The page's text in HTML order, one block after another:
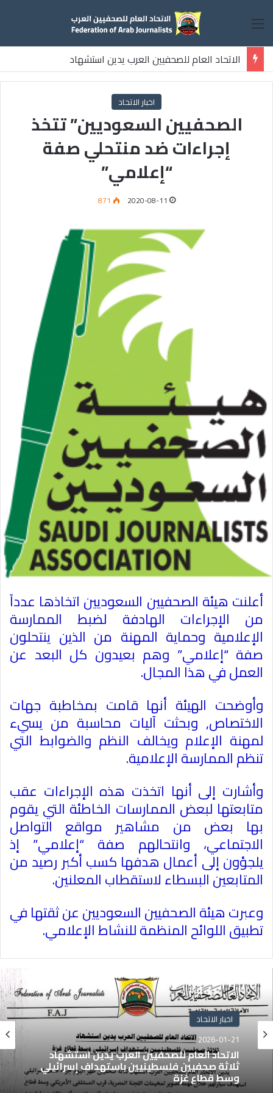
القائمة
الاتحاد العام للصحفيين العرب يدين استشهاد
ثلاثة صحفيين فلسطينيين باستهداف إسرائيلي وسط قطاع غزة
اخبار الاتحاد
الصحفيين السعوديين” تتخذ
إجراءات ضد منتحلي صفة
“إعلامي”
2020-08-11
871
أعلنت هيئة الصحفيين السعوديين اتخاذها عدداً
من الإجراءات الهادفة لضبط الممارسة
الإعلامية وحماية المهنة من الذين ينتحلون
صفة “إعلامي” وهم بعيدون كل البعد عن
العمل في هذا المجال.
وأوضحت الهيئة أنها قامت بمخاطبة جهات
الاختصاص, وبحثت آليات محاسبة من يسيء
لمهنة الإعلام ويخالف النظم والضوابط التي
تنظم الممارسة الإعلامية.
وأشارت إلى أنها اتخذت هذه الإجراءات عقب
متابعتها لبعض الممارسات الخاطئة التي يقوم
بها بعض من مشاهير مواقع التواصل
الاجتماعي، وانتحالهم صفة “إعلامي” إذ
يلجؤون إلى أعمال هدفها كسب أكبر رصيد من
المتابعين البسطاء لاستقطاب المعلنين.
وعبرت هيئة الصحفيين السعوديين عن ثقتها في
تطبيق اللوائح المنظمة للنشاط الإعلامي.
اخبار الاتحاد
2026-01-21
الاتحاد العام للصحفيين العرب يدين استشهاد
ثلاثة صحفيين فلسطينيين باستهداف إسرائيلي
وسط قطاع غزة